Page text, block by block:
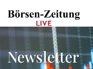
Newsletter